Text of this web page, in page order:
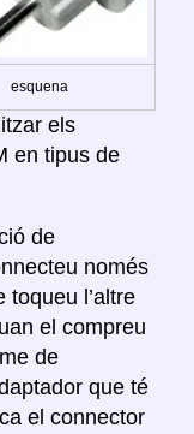
esquena
els
en tipus de
de
només
toqueu l’altre
el compreu
de
que té
el connector